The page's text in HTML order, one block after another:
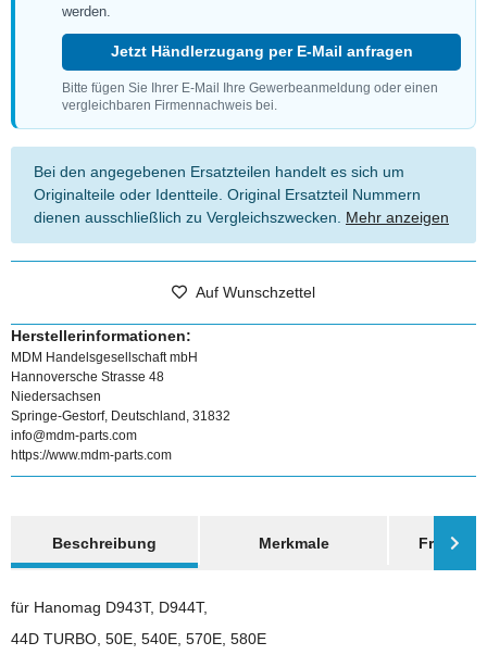
werden.
Jetzt Händlerzugang per E-Mail anfragen
Bitte fügen Sie Ihrer E-Mail Ihre Gewerbeanmeldung oder einen
vergleichbaren Firmennachweis bei.
Bei den angegebenen Ersatzteilen handelt es sich um
Originalteile oder Identteile. Original Ersatzteil Nummern
dienen ausschließlich zu Vergleichszwecken. Mehr anzeigen
Auf Wunschzettel
Herstellerinformationen:
MDM Handelsgesellschaft mbH
Hannoversche Strasse 48
Niedersachsen
Springe-Gestorf, Deutschland, 31832
info@mdm-parts.com
https://www.mdm-parts.com
Beschreibung
Merkmale Frage
für Hanomag D943T, D944T,
44D TURBO, 50E, 540E, 570E, 580E